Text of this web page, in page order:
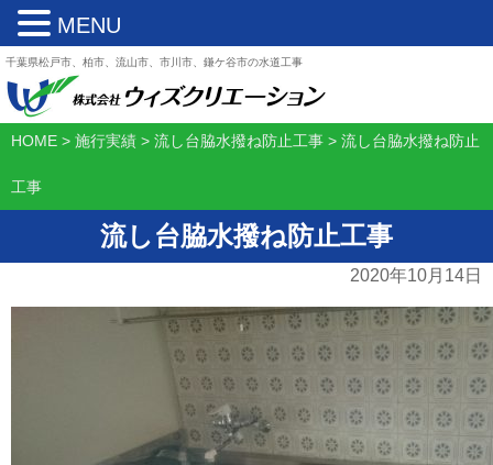
千葉県松戸市、柏市、流山市、市川市、鎌ケ谷市の水道工事
HOME > 施行実績 > 流し台脇水撥ね防止工事 > 流し台脇水撥ね防止
工事
流し台脇水撥ね防止工事
2020年10月14日
MENU